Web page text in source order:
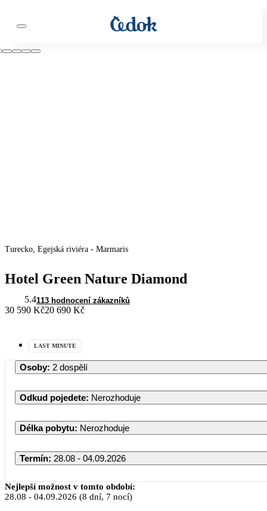
Turecko, Egejská riviéra - Marmaris
Hotel Green Nature Diamond
5.4113 hodnocení zákazníků
30 590 Kč20 690 Kč
LAST MINUTE
Osoby: 2 dospělí
Odkud pojedete: Nerozhoduje
Délka pobytu: Nerozhoduje
Termín: 28.08 - 04.09.2026
Nejlepší možnost v tomto období:
28.08 - 04.09.2026 (8 dní, 7 nocí)